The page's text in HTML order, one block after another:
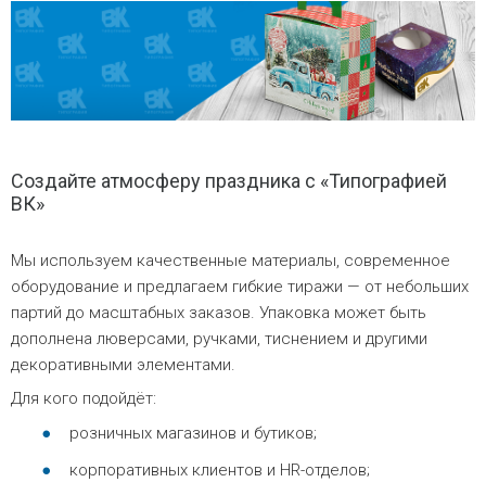
Создайте атмосферу праздника с «Типографией
ВК»
Мы используем качественные материалы, современное
оборудование и предлагаем гибкие тиражи — от небольших
партий до масштабных заказов. Упаковка может быть
дополнена люверсами, ручками, тиснением и другими
декоративными элементами.
Для кого подойдёт:
розничных магазинов и бутиков;
корпоративных клиентов и HR-отделов;